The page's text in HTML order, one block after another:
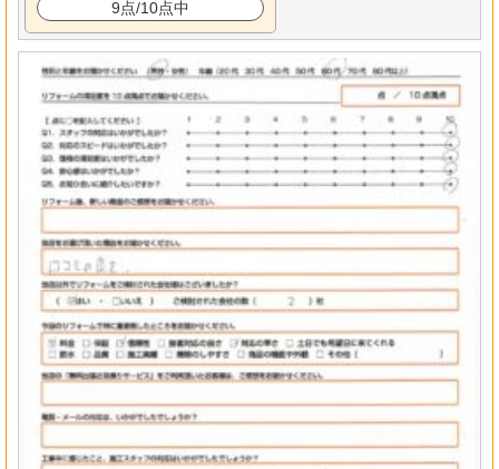
9点/10点中